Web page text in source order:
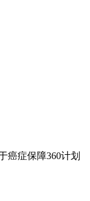
癌症保障360计划